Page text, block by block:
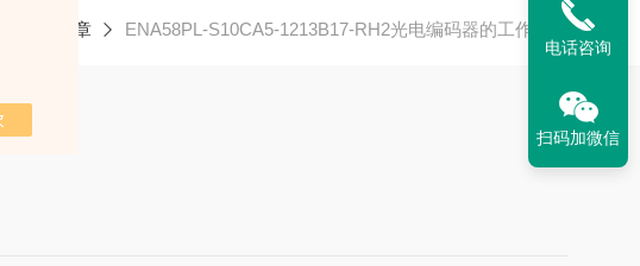
技术文章 ENA58PL-S10CA5-1213B17-RH2光电编码器的工作原理
电话咨询
扫码加微信